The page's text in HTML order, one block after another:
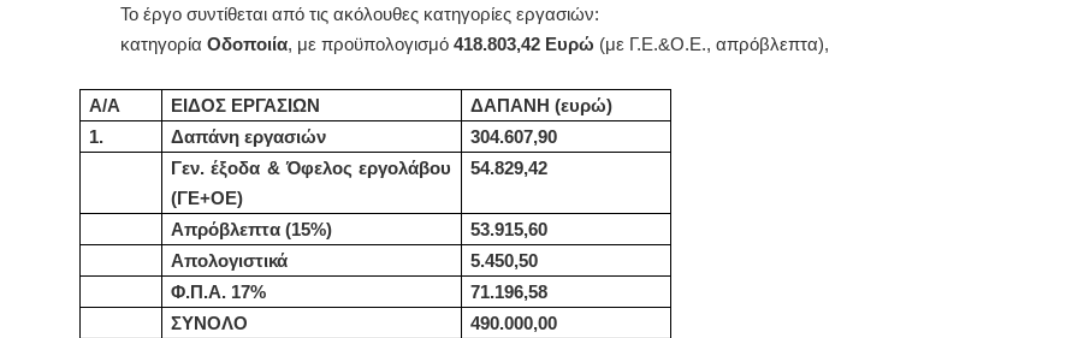
Το έργο συντίθεται από τις ακόλουθες κατηγορίες εργασιών:
κατηγορία Οδοποιία, με προϋπολογισμό 418.803,42 Ευρώ (με Γ.Ε.&Ο.Ε., απρόβλεπτα),
Α/Α ΕΙΔΟΣ ΕΡΓΑΣΙΩΝ
ΔΑΠΑΝΗ (ευρώ)
1.
Δαπάνη εργασιών 304.607,90
Γεν. έξοδα & Όφελος εργολάβου
(ΓΕ+ΟΕ)
54.829,42
Απρόβλεπτα (15%) 53.915,60
Απολογιστικά
5.450,50
Φ.Π.Α. 17%
71.196,58
ΣΥΝΟΛΟ
490.000,00
ΙΩΑΝΝΗΣ Α. ΜΑΛΛΙΑΣ